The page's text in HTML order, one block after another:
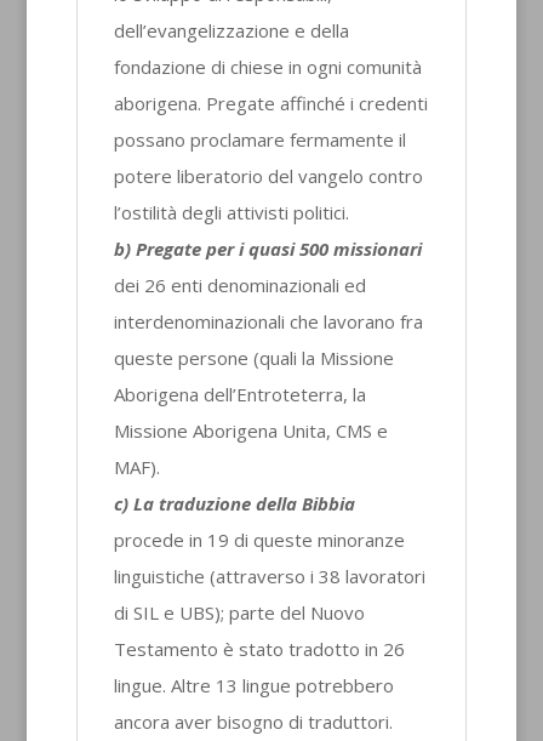
dell’evangelizzazione e della
fondazione di chiese in ogni comunità
aborigena. Pregate affinché i credenti
possano proclamare fermamente il
potere liberatorio del vangelo contro
l’ostilità degli attivisti politici.
b) Pregate per i quasi 500 missionari
dei 26 enti denominazionali ed
interdenominazionali che lavorano fra
queste persone (quali la Missione
Aborigena dell’Entroteterra, la
Missione Aborigena Unita, CMS e
MAF).
c) La traduzione della Bibbia
procede in 19 di queste minoranze
linguistiche (attraverso i 38 lavoratori
di SIL e UBS); parte del Nuovo
Testamento è stato tradotto in 26
lingue. Altre 13 lingue potrebbero
ancora aver bisogno di traduttori.